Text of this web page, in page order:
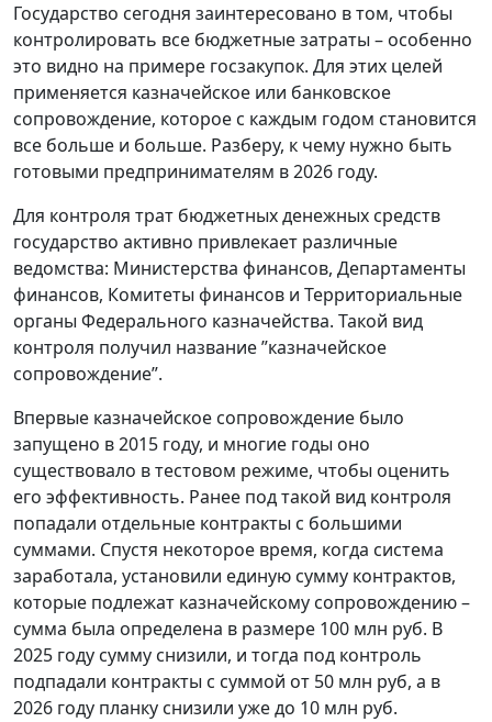
Государство сегодня заинтересовано в том, чтобы
контролировать все бюджетные затраты – особенно
это видно на примере госзакупок. Для этих целей
применяется казначейское или банковское
сопровождение, которое с каждым годом становится
все больше и больше. Разберу, к чему нужно быть
готовыми предпринимателям в 2026 году.
Для контроля трат бюджетных денежных средств
государство активно привлекает различные
ведомства: Министерства финансов, Департаменты
финансов, Комитеты финансов и Территориальные
органы Федерального казначейства. Такой вид
контроля получил название ”казначейское
сопровождение”.
Впервые казначейское сопровождение было
запущено в 2015 году, и многие годы оно
существовало в тестовом режиме, чтобы оценить
его эффективность. Ранее под такой вид контроля
попадали отдельные контракты с большими
суммами. Спустя некоторое время, когда система
заработала, установили единую сумму контрактов,
которые подлежат казначейскому сопровождению –
сумма была определена в размере 100 млн руб. В
2025 году сумму снизили, и тогда под контроль
подпадали контракты с суммой от 50 млн руб, а в
2026 году планку снизили уже до 10 млн руб.